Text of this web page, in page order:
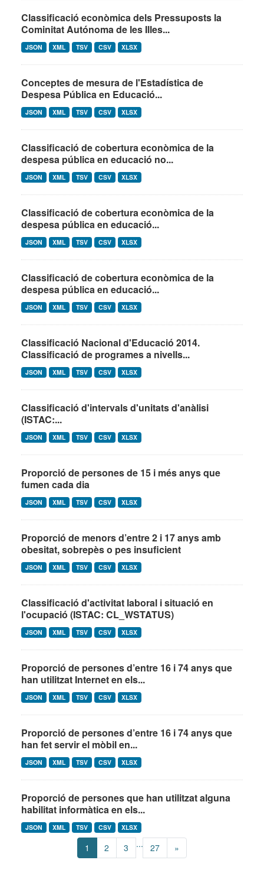
Classificació econòmica dels Pressuposts la
Cominitat Autónoma de les Illes...
JSON XML TSV CSV XLSX
Conceptes de mesura de l'Estadística de
Despesa Pública en Educació...
JSON XML TSV CSV XLSX
Classificació de cobertura econòmica de la
despesa pública en educació no...
JSON XML TSV CSV XLSX
Classificació de cobertura econòmica de la
despesa pública en educació...
JSON XML TSV CSV XLSX
Classificació de cobertura econòmica de la
despesa pública en educació...
JSON XML TSV CSV XLSX
Classificació Nacional d'Educació 2014.
Classificació de programes a nivells...
JSON XML TSV CSV XLSX
Classificació d'intervals d'unitats d'anàlisi
(ISTAC:...
JSON XML TSV CSV XLSX
Proporció de persones de 15 i més anys que
fumen cada dia
JSON XML TSV CSV XLSX
Proporció de menors d’entre 2 i 17 anys amb
obesitat, sobrepès o pes insuficient
JSON XML TSV CSV XLSX
Classificació d'activitat laboral i situació en
l'ocupació (ISTAC: CL_WSTATUS)
JSON XML TSV CSV XLSX
Proporció de persones d’entre 16 i 74 anys que
han utilitzat Internet en els...
JSON XML TSV CSV XLSX
Proporció de persones d’entre 16 i 74 anys que
han fet servir el mòbil en...
JSON XML TSV CSV XLSX
Proporció de persones que han utilitzat alguna
habilitat informàtica en els...
JSON XML TSV CSV XLSX
1 2 3 ... 27 »